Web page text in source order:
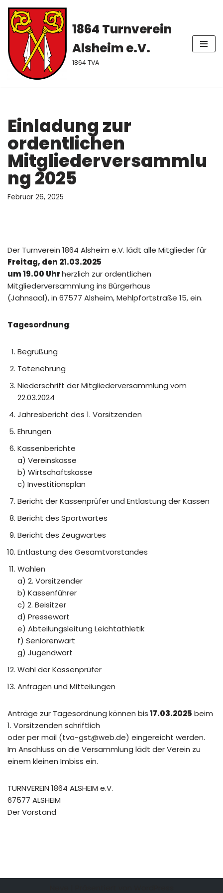
Zum
Inhalt
springen
1864 Turnverein
Alsheim e.V.
1864 TVA
Einladung zur
ordentlichen
Mitgliederversammlu
ng 2025
Februar 26, 2025
Der Turnverein 1864 Alsheim e.V. lädt alle Mitglieder für
Freitag, den 21.03.2025
um 19.00 Uhrherzlich zur ordentlichen
Mitgliederversammlung ins Bürgerhaus
(Jahnsaal), in 67577 Alsheim, Mehlpfortstraße 15, ein.
Tagesordnung:
Begrüßung
Totenehrung
Niederschrift der Mitgliederversammlung vom
22.03.2024
Jahresbericht des 1. Vorsitzenden
Ehrungen
Kassenberichte
a) Vereinskasse
b) Wirtschaftskasse
c) Investitionsplan
Bericht der Kassenprüfer und Entlastung der Kassen
Bericht des Sportwartes
Bericht des Zeugwartes
Entlastung des Gesamtvorstandes
Wahlen
a) 2. Vorsitzender
b) Kassenführer
c) 2. Beisitzer
d) Pressewart
e) Abteilungsleitung Leichtathletik
f) Seniorenwart
g) Jugendwart
Wahl der Kassenprüfer
Anfragen und Mitteilungen
Anträge zur Tagesordnung können bis17.03.2025 beim
1. Vorsitzenden schriftlich
oder per mail (tva-gst@web.de) eingereicht werden.
Im Anschluss an die Versammlung lädt der Verein zu
einem kleinen Imbiss ein.
TURNVEREIN 1864 ALSHEIM e.V.
67577 ALSHEIM
Der Vorstand